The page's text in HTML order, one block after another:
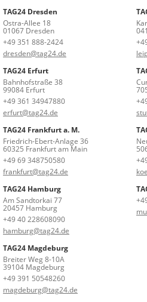
TAG24 Dresden
Ostra-Allee 18
01067 Dresden
+49 351 888-2424
dresden@tag24.de
TAG24 Erfurt
Bahnhofstraße 38
99084 Erfurt
+49 361 34947880
erfurt@tag24.de
TAG24 Frankfurt a. M.
Friedrich-Ebert-Anlage 36
60325 Frankfurt am Main
+49 69 348750580
frankfurt@tag24.de
TAG24 Hamburg
Am Sandtorkai 77
20457 Hamburg
+49 40 228608090
hamburg@tag24.de
TAG24 Magdeburg
Breiter Weg 8-10A
39104 Magdeburg
+49 391 50548260
magdeburg@tag24.de